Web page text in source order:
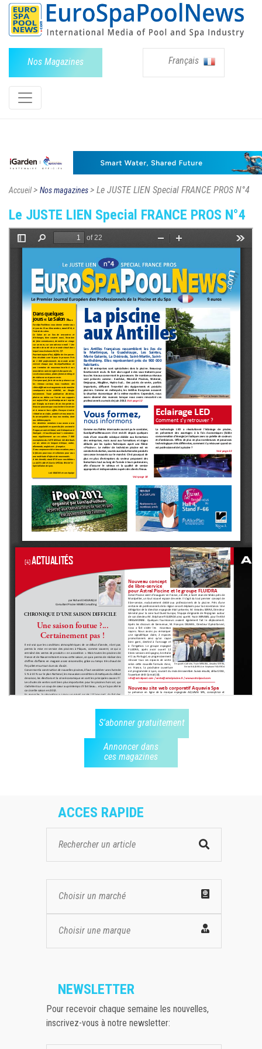
Nos Magazines Français
Accueil> Nos magazines> Le JUSTE LIEN Special FRANCE PROS N°4
Le JUSTE LIEN Special FRANCE PROS N°4
S'abonner gratuitement
Annoncer dans
ces magazines
ACCES RAPIDE
Choisir un marché
Choisir une marque
NEWSLETTER
Pour recevoir chaque semaine les nouvelles,
inscrivez-vous à notre newsletter: